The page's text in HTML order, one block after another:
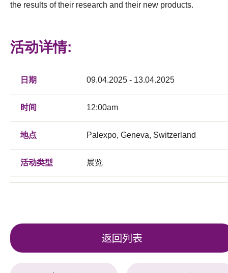
the results of their research and their new products.
活动详情:
日期 09.04.2025 - 13.04.2025
时间 12:00am
地点 Palexpo, Geneva, Switzerland
活动类型 展览
返回列表